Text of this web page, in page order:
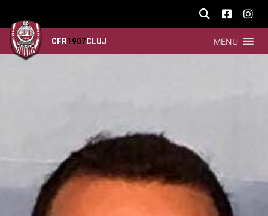
CFR1907CLUJ MENU